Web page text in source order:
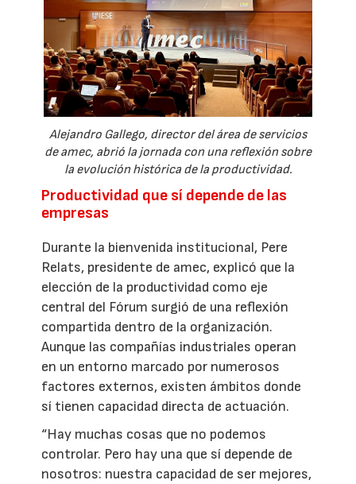
Alejandro Gallego, director del área de servicios
de amec, abrió la jornada con una reflexión sobre
la evolución histórica de la productividad.
Productividad que sí depende de las
empresas
Durante la bienvenida institucional, Pere
Relats, presidente de amec, explicó que la
elección de la productividad como eje
central del Fórum surgió de una reflexión
compartida dentro de la organización.
Aunque las compañías industriales operan
en un entorno marcado por numerosos
factores externos, existen ámbitos donde
sí tienen capacidad directa de actuación.
“Hay muchas cosas que no podemos
controlar. Pero hay una que sí depende de
nosotros: nuestra capacidad de ser mejores,